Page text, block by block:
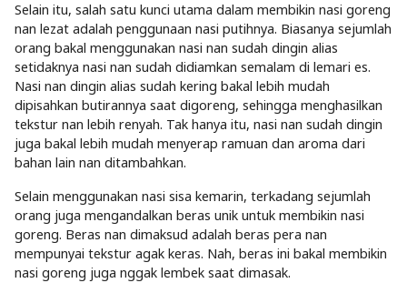
Selain itu, salah satu kunci utama dalam membikin nasi goreng
nan lezat adalah penggunaan nasi putihnya. Biasanya sejumlah
orang bakal menggunakan nasi nan sudah dingin alias
setidaknya nasi nan sudah didiamkan semalam di lemari es.
Nasi nan dingin alias sudah kering bakal lebih mudah
dipisahkan butirannya saat digoreng, sehingga menghasilkan
tekstur nan lebih renyah. Tak hanya itu, nasi nan sudah dingin
juga bakal lebih mudah menyerap ramuan dan aroma dari
bahan lain nan ditambahkan.
Selain menggunakan nasi sisa kemarin, terkadang sejumlah
orang juga mengandalkan beras unik untuk membikin nasi
goreng. Beras nan dimaksud adalah beras pera nan
mempunyai tekstur agak keras. Nah, beras ini bakal membikin
nasi goreng juga nggak lembek saat dimasak.